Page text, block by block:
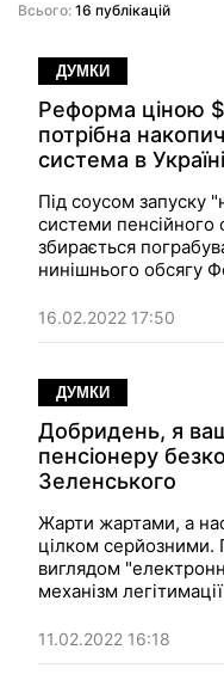
Всього: 16 публікацій
ДУМКИ
Реформа ціною
потрібна
система в Україні
Під соусом запуску
системи пенсійного
збирається
нинішнього обсягу
поїдання якого і
16.02.2022 17:50
ДУМКИ
Добридень, я
пенсіонеру
Зеленського
Жарти жартами, а
цілком серйозними.
виглядом
механізм
11.02.2022 16:18